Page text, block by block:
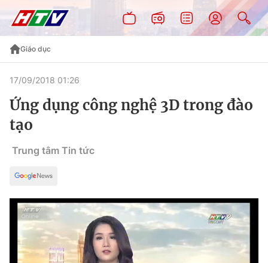
Giáo dục
17/09/2018 01:26
Ứng dụng công nghệ 3D trong đào
tạo
Trung tâm Tin tức